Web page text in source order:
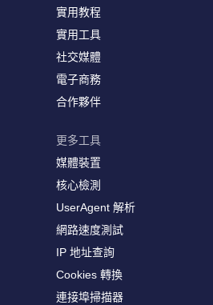
實用教程
實用工具
社交媒體
電子商務
合作夥伴
更多工具
媒體裝置
核心檢測
UserAgent 解析
網路速度測試
IP 地址查詢
Cookies 轉換
連接埠掃描器